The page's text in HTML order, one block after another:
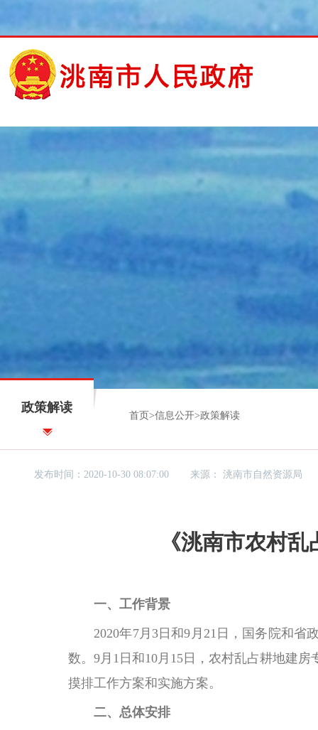
政策解读
首页 >信息公开>政策解读
发布时间：2020-10-30 08:07:00 来源：洮南市自然资源局
《洮南市农村
一、工作背景
2020年7月3日和9月21日，国务院和
数。9月1日和10月15日，农村乱占耕地建
摸排工作方案和实施方案。
二、总体安排